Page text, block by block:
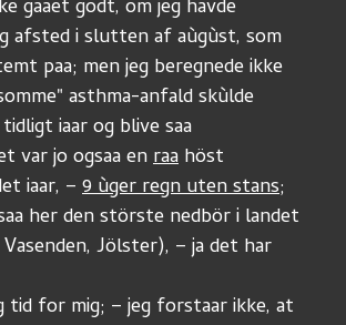
gaaet godt, om jeg havde
afsted i slutten af aùgùst, som
paa; men jeg beregnede ikke
asthma-anfald skùlde
iaar og blive saa
var jo ogsaa en raa höst
iaar, – 9 ùger regn uten stans;
her den störste nedbör i landet
Jölster), – ja det har
for mig; – jeg forstaar ikke, at